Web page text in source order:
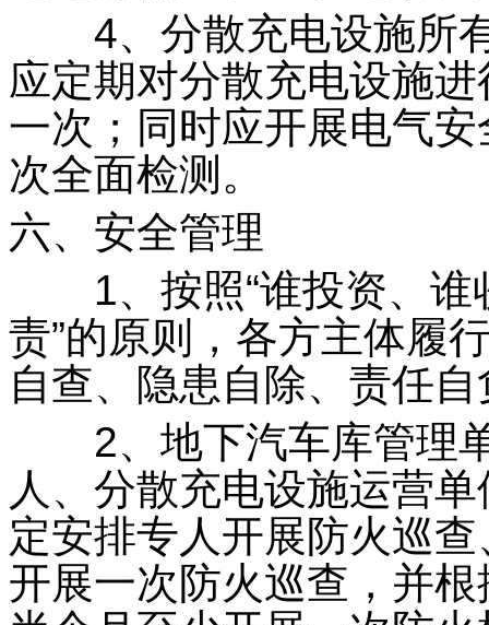
4、分散充电设施所有
应定期对分散充电设施
一次；同时应开展电气
次全面检测。
六、安全管理
1、按照“谁投资、谁
责”的原则，各方主体履
自查、隐患自除、责任自
2、地下汽车库管理单
人、分散充电设施运营
定安排专人开展防火巡
开展一次防火巡查，并